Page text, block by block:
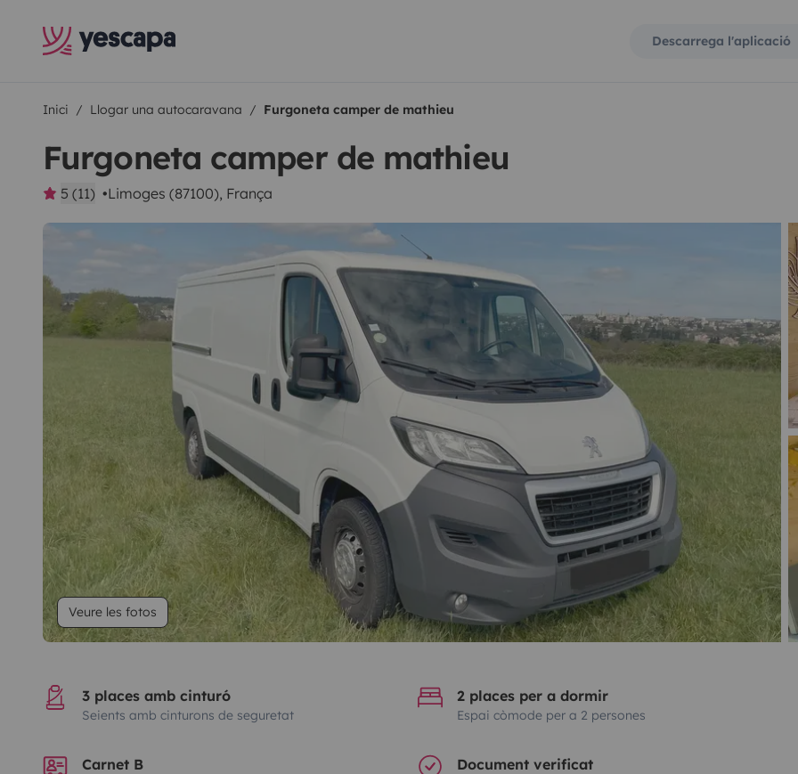
Descarrega l'aplicació
Inici Llogar una autocaravana Furgoneta camper de mathieu
Furgoneta camper de mathieu
5 (11) Limoges (87100), França
Veure les fotos
3 places amb cinturó
Seients amb cinturons de seguretat
2 places per a dormir
Espai còmode per a 2 persones
Carnet B Document verificat